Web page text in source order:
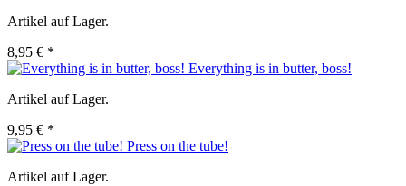
Artikel auf Lager.
8,95 € *
Everything is in butter, boss!
Artikel auf Lager.
9,95 € *
Press on the tube!
Artikel auf Lager.